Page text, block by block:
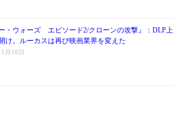
ー・ウォーズ エピソード2/クローンの攻撃』：DLP上
け。ルーカスは再び映画業界を変えた
月18日